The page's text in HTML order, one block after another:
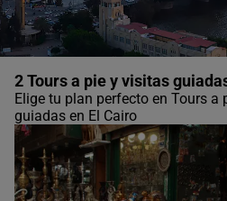
2 Tours a pie y visitas
Elige tu plan perfecto en Tours a
guiadas en El Cairo